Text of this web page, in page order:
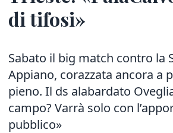
di tifosi»
Sabato il big match contro la
Appiano, corazzata ancora a
pieno. Il ds alabardato
campo? Varrà solo con
pubblico»